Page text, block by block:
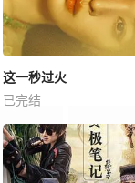
这一秒过火
已完结